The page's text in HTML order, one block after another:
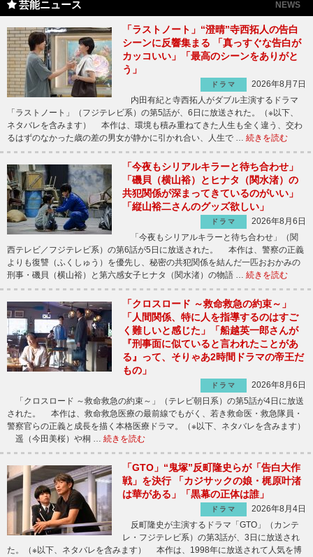
芸能ニュース NEWS
「ラストノート」“澄晴”寺西拓人の告白
シーンに反響集まる 「真っすぐな告白が
カッコいい」「最高のシーンをありがと
う」
ドラマ
2026年8月7日
内田有紀と寺西拓人がダブル主演するドラマ
「ラストノート」（フジテレビ系）の第5話が、6日に放送された。（※以下、
ネタバレを含みます） 本作は、環境も積み重ねてきた人生も全く違う、交わ
るはずのなかった歳の差の男女が静かに引かれ合い、人生で … 続きを読む
「今夜もシリアルキラーと待ち合わせ」
「磯貝（横山裕）とヒナタ（関水渚）の
共犯関係が深まってきているのがいい」
「縦山裕二さんのグッズ欲しい」
ドラマ
2026年8月6日
「今夜もシリアルキラーと待ち合わせ」（関
西テレビ／フジテレビ系）の第6話が5日に放送された。 本作は、警察の正義
よりも復讐（ふくしゅう）を優先し、秘密の共犯関係を結んだ一匹おおかみの
刑事・磯貝（横山裕）と第六感女子ヒナタ（関水渚）の物語 … 続きを読む
「クロスロード ～救命救急の約束～」
「人間関係、特に人を指導するのはすご
く難しいと感じた」「船越英一郎さんが
『刑事面に似ていると言われたことがあ
る』って、そりゃあ2時間ドラマの帝王だ
もの」
ドラマ
2026年8月6日
「クロスロード ～救命救急の約束～」（テレビ朝日系）の第5話が4日に放送
された。 本作は、救命救急医療の最前線でもがく、若き救命医・救急隊員・
警察官らの正義と成長を描く本格医療ドラマ。（※以下、ネタバレを含みます）
遥（今田美桜）や桐 … 続きを読む
「GTO」“鬼塚”反町隆史らが「告白大作
戦」を決行 「カジサックの娘・梶原叶渚
は華がある」「黒幕の正体は誰」
ドラマ
2026年8月4日
反町隆史が主演するドラマ「GTO」（カンテ
レ・フジテレビ系）の第3話が、3日に放送され
た。（※以下、ネタバレを含みます） 本作は、1998年に放送されて人気を博